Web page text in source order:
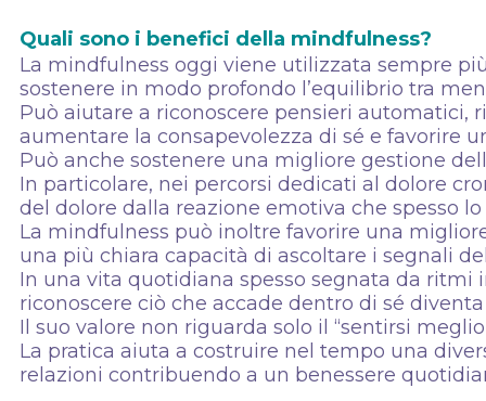
Quali sono i benefici della mindfulness?
La mindfulness oggi viene utilizzata sempre
sostenere in modo profondo l’equilibrio tra
Può aiutare a riconoscere pensieri automatici,
aumentare la consapevolezza di sé e favorire
Può anche sostenere una migliore gestione
In particolare, nei percorsi dedicati al dolore
del dolore dalla reazione emotiva che spesso
La mindfulness può inoltre favorire una
una più chiara capacità di ascoltare i segnali
In una vita quotidiana spesso segnata da ritmi
riconoscere ciò che accade dentro di sé
Il suo valore non riguarda solo il “sentirsi
La pratica aiuta a costruire nel tempo una
relazioni contribuendo a un benessere